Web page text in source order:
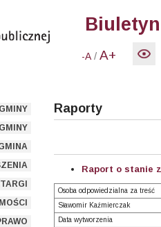
-A /A+
Raporty
Raport o stanie
Osoba odpowiedzialna za treść
Sławomir Kaźmierczak
Data wytworzenia